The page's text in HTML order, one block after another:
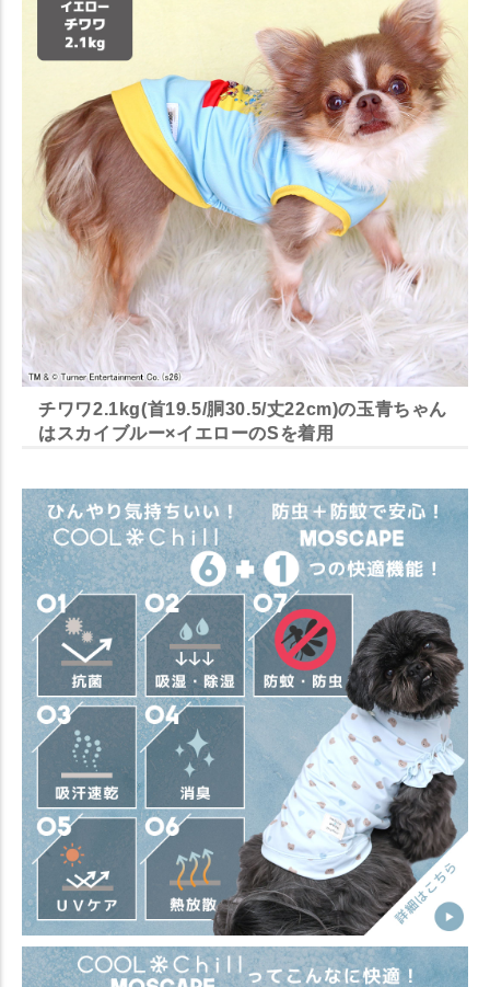
チワワ2.1kg(首19.5/胴30.5/丈22cm)の玉青ちゃん
はスカイブルー×イエローのSを着用